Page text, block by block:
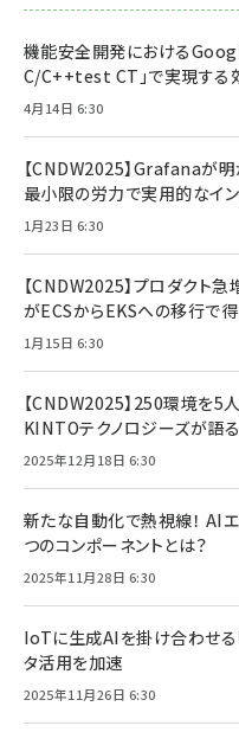
機能安全開発における
C/C++test CT」で実現する
4月14日 6:30
【CNDW2025】Grafanaが明
最小限の労力で実用的なイ
1月23日 6:30
【CNDW2025】プロダクト
がECSからEKSへの移行で
1月15日 6:30
【CNDW2025】250環境を5
KINTOテクノロジーズが語
2025年12月18日 6:30
新たな自動化で熱視線！ AI
つのコンポーネントとは？
2025年11月28日 6:30
IoTに生成AIを掛け合わせ
タ活用を加速
2025年11月26日 6:30